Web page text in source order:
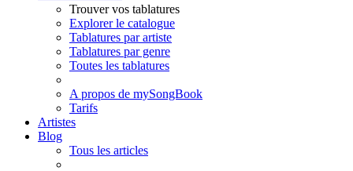
Trouver vos tablatures
Explorer le catalogue
Tablatures par artiste
Tablatures par genre
Toutes les tablatures
A propos de mySongBook
Tarifs
Artistes
Blog
Tous les articles